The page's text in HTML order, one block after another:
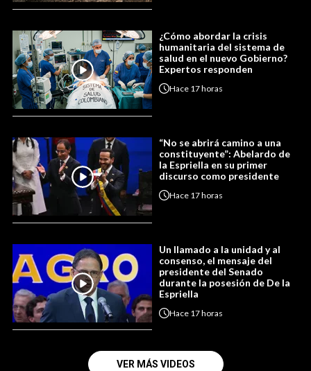
¿Cómo abordar la crisis
humanitaria del sistema de
salud en el nuevo Gobierno?
Expertos responden
Hace 17 horas
“No se abrirá camino a una
constituyente”: Abelardo de
la Espriella en su primer
discurso como presidente
Hace 17 horas
Un llamado a la unidad y al
consenso, el mensaje del
presidente del Senado
durante la posesión de De la
Espriella
Hace 17 horas
VER MÁS VIDEOS